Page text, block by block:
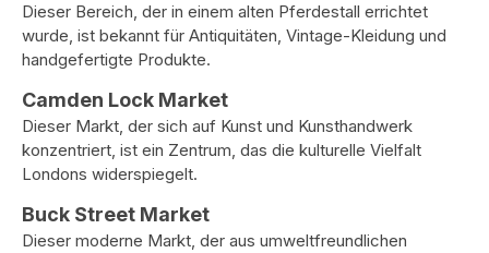
Dieser Bereich, der in einem alten Pferdestall errichtet
wurde, ist bekannt für Antiquitäten, Vintage-Kleidung und
handgefertigte Produkte.
Camden Lock Market
Dieser Markt, der sich auf Kunst und Kunsthandwerk
konzentriert, ist ein Zentrum, das die kulturelle Vielfalt
Londons widerspiegelt.
Buck Street Market
Dieser moderne Markt, der aus umweltfreundlichen